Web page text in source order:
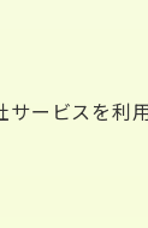
サービスを利